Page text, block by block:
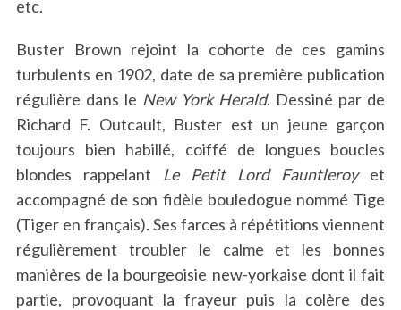
etc.
Buster Brown rejoint la cohorte de ces gamins
turbulents en 1902, date de sa première publication
régulière dans le New York Herald. Dessiné par de
Richard F. Outcault, Buster est un jeune garçon
toujours bien habillé, coiffé de longues boucles
blondes rappelant Le Petit Lord Fauntleroyet
accompagné de son fidèle bouledogue nommé Tige
(Tiger en français). Ses farces à répétitions viennent
régulièrement troubler le calme et les bonnes
manières de la bourgeoisie new-yorkaise dont il fait
partie, provoquant la frayeur puis la colère des